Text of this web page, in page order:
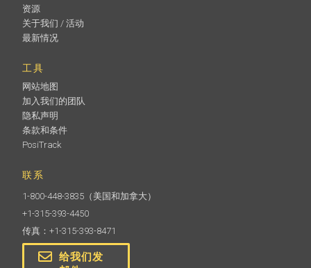
资源
关于我们 / 活动
最新情况
工具
网站地图
加入我们的团队
隐私声明
条款和条件
PosiTrack
联系
1-800-448-3835 （美国和加拿大）
+1-315-393-4450
传真：+1-315-393-8471
给我们发